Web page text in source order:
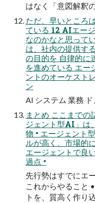
はなく「意図解釈
ただ、早いところ
ている 12 AIエー
なのかなと思って
は、社内の提供す
の目的を 自律的に
を進めている エ
ントのオーケスト
ン
AI システム 業務
まとめ ここまでの
ジェント型AI」は
物 • エージェント
ルが高く、市場的
エージェントで良
過点 •
先行勢はすでにエ
これからやること
トを、質高く作り